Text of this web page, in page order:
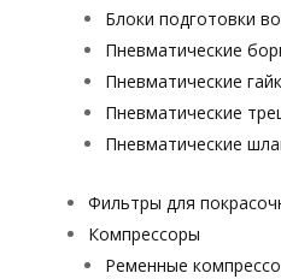
Блоки подготовки
Пневматические
Пневматические
Пневматические
Пневматические
Фильтры для
Компрессоры
Ременные